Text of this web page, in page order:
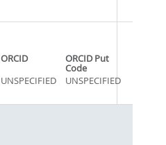
ORCID ORCID Put
Code
UNSPECIFIED UNSPECIFIED